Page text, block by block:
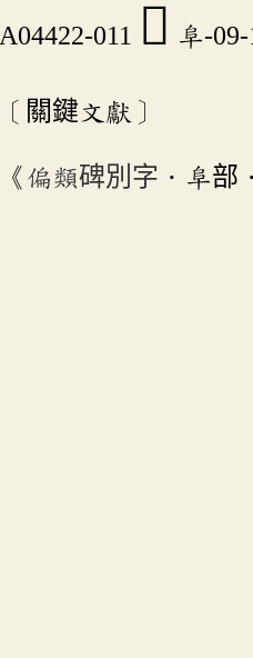
A04422-011 󶘣 阜-09-
〔關鍵文獻〕
《 偏類碑別字 ．阜部